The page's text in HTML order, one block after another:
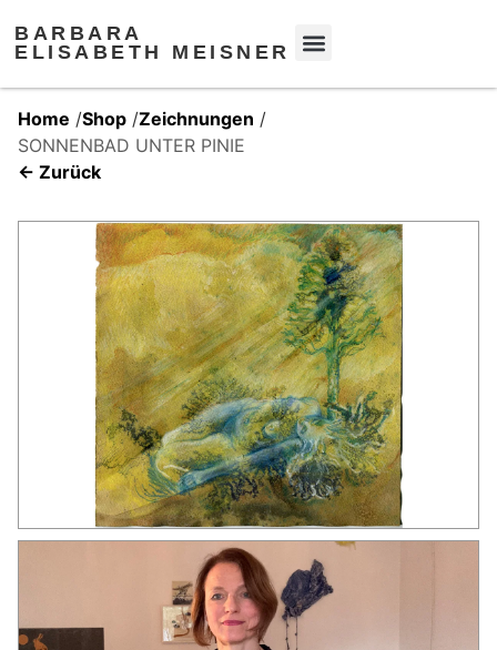
BARBARA
ELISABETH MEISNER
Home /Shop /Zeichnungen /
SONNENBAD UNTER PINIE
← Zurück